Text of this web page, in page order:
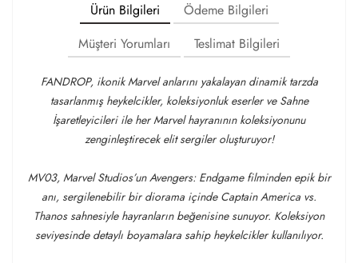
Ürün Bilgileri
Ödeme Bilgileri
Müşteri Yorumları
Teslimat Bilgileri
FANDROP, ikonik Marvel anlarını yakalayan dinamik tarzda
tasarlanmış heykelcikler, koleksiyonluk eserler ve Sahne
İşaretleyicileri ile her Marvel hayranının koleksiyonunu
zenginleştirecek elit sergiler oluşturuyor!
MV03, Marvel Studios’un Avengers: Endgame filminden epik bir
anı, sergilenebilir bir diorama içinde Captain America vs.
Thanos sahnesiyle hayranların beğenisine sunuyor. Koleksiyon
seviyesinde detaylı boyamalara sahip heykelcikler kullanılıyor.